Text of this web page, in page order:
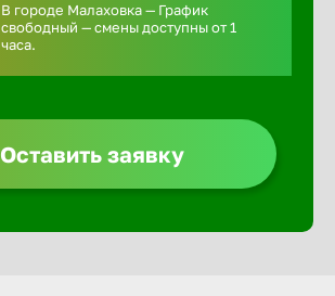
В городе Малаховка — График
свободный — смены доступны от 1
часа.
Оставить заявку